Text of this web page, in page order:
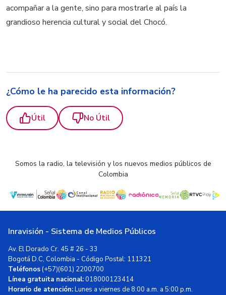
acompañar a la gente, sino para mostrarle al país la
grandioso herencia cultural y social del Chocó.
¿Cómo le ha parecido esta información?
Útil No Útil
Somos la radio, la televisión y los nuevos medios públicos de
Colombia
Inravisión - Sistema de Medios Públicos
Av. El Dorado Cr. 45 # 26 - 33
Bogotá D.C, Colombia - Código Postal: 111321
Teléfonos(+57)(601) 2200700
Línea gratuita nacional:018000123414
Horario de atención:Lunes a viernes de 8:00 a.m. a 5:00 p.m.